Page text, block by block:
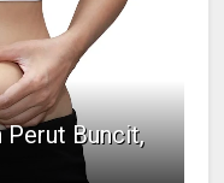
Perut Buncit,